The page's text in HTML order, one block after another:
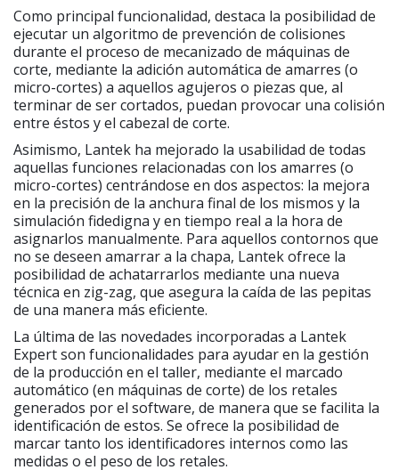
Como principal funcionalidad, destaca la posibilidad de
ejecutar un algoritmo de prevención de colisiones
durante el proceso de mecanizado de máquinas de
corte, mediante la adición automática de amarres (o
micro-cortes) a aquellos agujeros o piezas que, al
terminar de ser cortados, puedan provocar una colisión
entre éstos y el cabezal de corte.
Asimismo, Lantek ha mejorado la usabilidad de todas
aquellas funciones relacionadas con los amarres (o
micro-cortes) centrándose en dos aspectos: la mejora
en la precisión de la anchura final de los mismos y la
simulación fidedigna y en tiempo real a la hora de
asignarlos manualmente. Para aquellos contornos que
no se deseen amarrar a la chapa, Lantek ofrece la
posibilidad de achatarrarlos mediante una nueva
técnica en zig-zag, que asegura la caída de las pepitas
de una manera más eficiente.
La última de las novedades incorporadas a Lantek
Expert son funcionalidades para ayudar en la gestión
de la producción en el taller, mediante el marcado
automático (en máquinas de corte) de los retales
generados por el software, de manera que se facilita la
identificación de estos. Se ofrece la posibilidad de
marcar tanto los identificadores internos como las
medidas o el peso de los retales.